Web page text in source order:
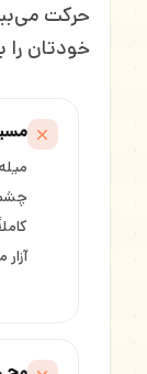
حرکت
خودتان را